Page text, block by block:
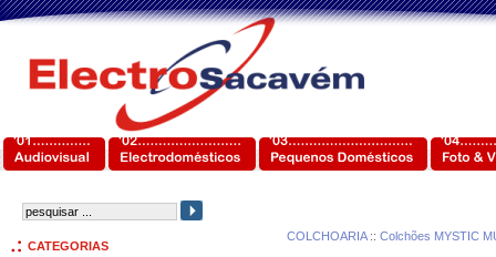
CATEGORIAS
COLCHOARIA:: Colchões MYSTIC